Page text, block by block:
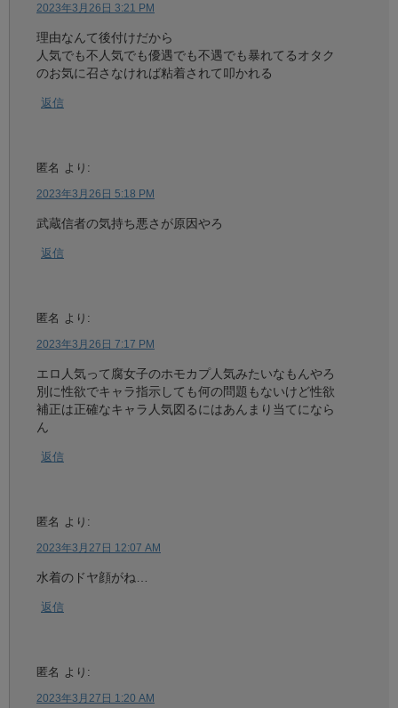
2023年3月26日 3:21 PM
理由なんて後付けだから
人気でも不人気でも優遇でも不遇でも暴れてるオタク
のお気に召さなければ粘着されて叩かれる
返信
匿名 より:
2023年3月26日 5:18 PM
武蔵信者の気持ち悪さが原因やろ
返信
匿名 より:
2023年3月26日 7:17 PM
エロ人気って腐女子のホモカプ人気みたいなもんやろ
別に性欲でキャラ指示しても何の問題もないけど性欲
補正は正確なキャラ人気図るにはあんまり当てになら
ん
返信
匿名 より:
2023年3月27日 12:07 AM
水着のドヤ顔がね…
返信
匿名 より:
2023年3月27日 1:20 AM